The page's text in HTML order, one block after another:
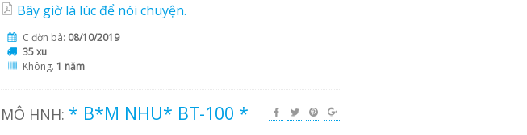
Bây giờ là lúc để nói chuyện.
C đờn bà: 08/10/2019
35 xu
Không. 1 năm
MÔ HNH: * B*M NHU* BT-100 *